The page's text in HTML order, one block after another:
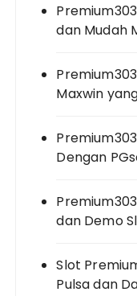
dan Mudah
Maxwin
Dengan
dan Demo
Slot
Pulsa dan